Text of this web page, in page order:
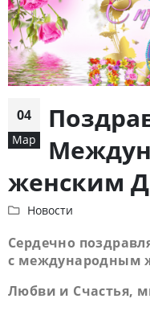
04
Мар
женским
Новости
Сердечно
с международным
Любви и Счастья,